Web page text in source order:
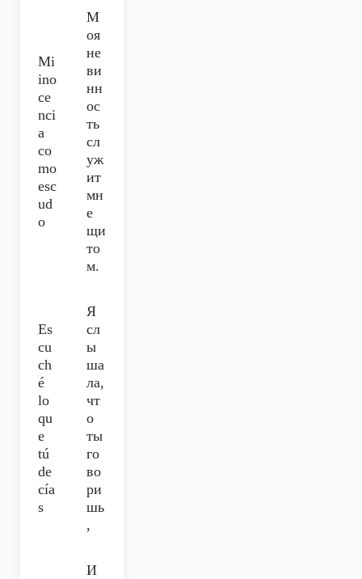
Mi
ino
ce
nci
a
co
mo
esc
ud
o
М
оя
не
ви
нн
ос
ть
сл
уж
ит
мн
е
щи
то
м.
Es
cu
ch
é
lo
qu
e
tú
de
cía
s
Я
сл
ы
ша
ла,
чт
о
ты
го
во
ри
шь
,
И